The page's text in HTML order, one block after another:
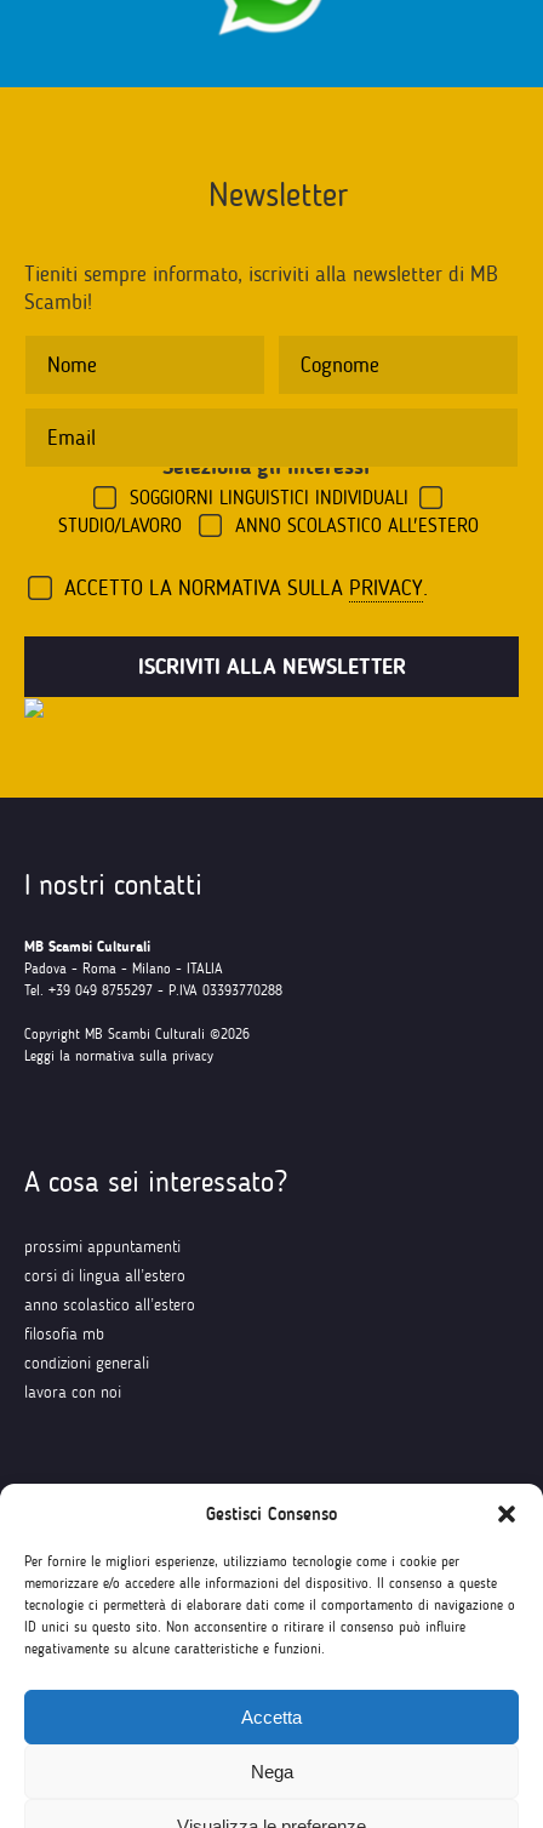
Gestisci Consenso
Per fornire le migliori esperienze, utilizziamo tecnologie come i cookie per
memorizzare e/o accedere alle informazioni del dispositivo. Il consenso a queste
tecnologie ci permetterà di elaborare dati come il comportamento di navigazione o
ID unici su questo sito. Non acconsentire o ritirare il consenso può influire
negativamente su alcune caratteristiche e funzioni.
Accetta
Nega
Newsletter
Tieniti sempre informato, iscriviti alla newsletter di MB
Scambi!
Seleziona gli interessi
SOGGIORNI LINGUISTICI INDIVIDUALI
STUDIO/LAVORO
ANNO SCOLASTICO ALL'ESTERO
ACCETTO LA NORMATIVA SULLA PRIVACY.
I nostri contatti
MB Scambi Culturali
Padova - Roma - Milano - ITALIA
Tel. +39 049 8755297 - P.IVA 03393770288
Copyright MB Scambi Culturali ©2026
Leggi la normativa sulla privacy
A cosa sei interessato?
prossimi appuntamenti
corsi di lingua all’estero
anno scolastico all’estero
filosofia mb
condizioni generali
lavora con noi